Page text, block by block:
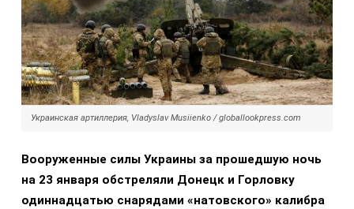
Украинская артиллерия, Vladyslav Musiienko / globallookpress.com
Вооруженные силы Украины за прошедшую ночь
на 23 января обстреляли Донецк и Горловку
одиннадцатью снарядами «натовского» калибра